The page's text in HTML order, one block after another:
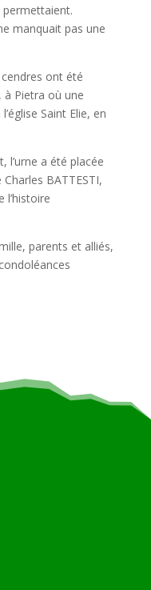
manquait pas une
ont été
à Pietra où une
Saint Elie, en
l’urne a été placée
BATTESTI,
l’histoire
parents et alliés,